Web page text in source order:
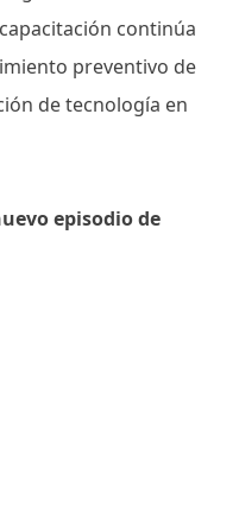
continúa
preventivo de
de tecnología en
episodio de